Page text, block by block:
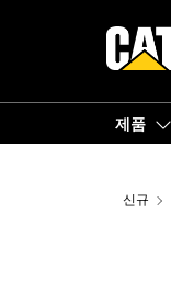
제품
신규